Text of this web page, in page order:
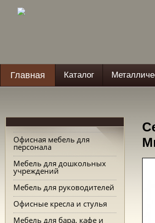
Главная Каталог
Офисная мебель для
персонала
Мебель для дошкольных
учреждений
Мебель для руководителей
Офисные кресла и стулья
Мебель для бара, кафе и